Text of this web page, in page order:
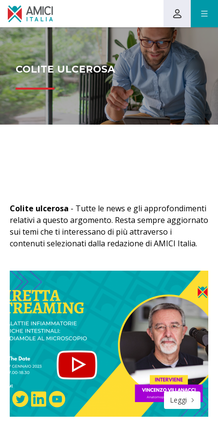
COLITE ULCEROSA
Colite ulcerosa - Tutte le news e gli approfondimenti
relativi a questo argomento. Resta sempre aggiornato
sui temi che ti interessano di più attraverso i
contenuti selezionati dalla redazione di AMICI Italia.
Leggi